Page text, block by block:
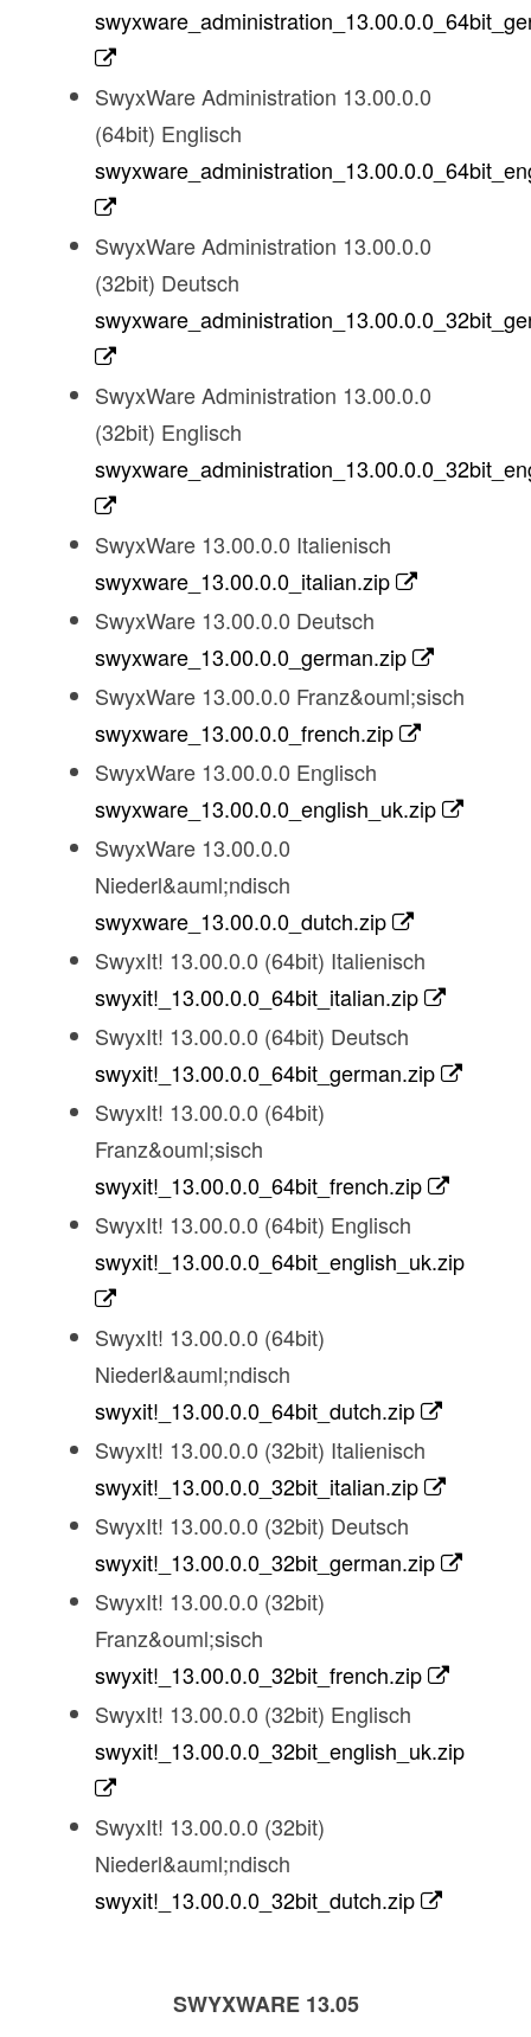
SwyxWare Administration 13.00.0.0
(64bit) Englisch
SwyxWare Administration 13.00.0.0
(32bit) Deutsch
SwyxWare Administration 13.00.0.0
(32bit) Englisch
SwyxWare 13.00.0.0 Italienisch
swyxware_13.00.0.0_italian.zip
SwyxWare 13.00.0.0 Deutsch
swyxware_13.00.0.0_german.zip
SwyxWare 13.00.0.0 Franz&ouml;sisch
swyxware_13.00.0.0_french.zip
SwyxWare 13.00.0.0 Englisch
swyxware_13.00.0.0_english_uk.zip
SwyxWare 13.00.0.0
Niederl&auml;ndisch
swyxware_13.00.0.0_dutch.zip
SwyxIt! 13.00.0.0 (64bit) Italienisch
swyxit!_13.00.0.0_64bit_italian.zip
SwyxIt! 13.00.0.0 (64bit) Deutsch
swyxit!_13.00.0.0_64bit_german.zip
SwyxIt! 13.00.0.0 (64bit)
Franz&ouml;sisch
swyxit!_13.00.0.0_64bit_french.zip
SwyxIt! 13.00.0.0 (64bit) Englisch
swyxit!_13.00.0.0_64bit_english_uk.zip
SwyxIt! 13.00.0.0 (64bit)
Niederl&auml;ndisch
swyxit!_13.00.0.0_64bit_dutch.zip
SwyxIt! 13.00.0.0 (32bit) Italienisch
swyxit!_13.00.0.0_32bit_italian.zip
SwyxIt! 13.00.0.0 (32bit) Deutsch
swyxit!_13.00.0.0_32bit_german.zip
SwyxIt! 13.00.0.0 (32bit)
Franz&ouml;sisch
swyxit!_13.00.0.0_32bit_french.zip
SwyxIt! 13.00.0.0 (32bit) Englisch
swyxit!_13.00.0.0_32bit_english_uk.zip
SwyxIt! 13.00.0.0 (32bit)
Niederl&auml;ndisch
swyxit!_13.00.0.0_32bit_dutch.zip
SWYXWARE 13.05